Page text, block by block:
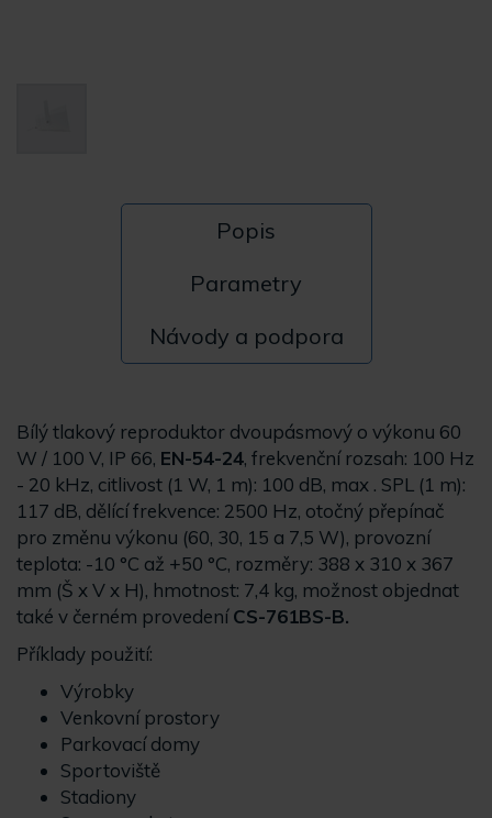
Popis
Parametry
Návody a podpora
Bílý tlakový reproduktor dvoupásmový o výkonu 60
W / 100 V, IP 66, EN-54-24, frekvenční rozsah: 100 Hz
- 20 kHz, citlivost (1 W, 1 m): 100 dB, max . SPL (1 m):
117 dB, dělící frekvence: 2500 Hz, otočný přepínač
pro změnu výkonu (60, 30, 15 a 7,5 W), provozní
teplota: -10 °C až +50 °C, rozměry: 388 x 310 x 367
mm (Š x V x H), hmotnost: 7,4 kg, možnost objednat
také v černém provedeníCS-761BS-B.
Příklady použití:
Výrobky
Venkovní prostory
Parkovací domy
Sportoviště
Stadiony